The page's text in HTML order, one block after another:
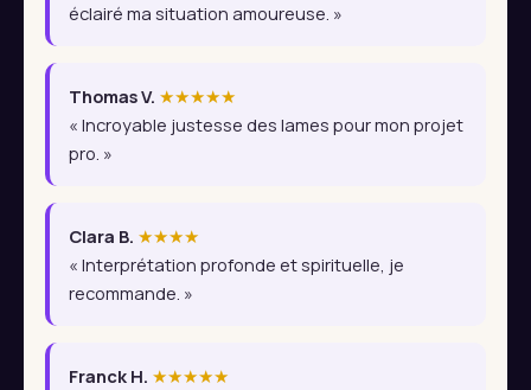
éclairé ma situation amoureuse. »
Thomas V. ★★★★★
« Incroyable justesse des lames pour mon projet
pro. »
Clara B. ★★★★
« Interprétation profonde et spirituelle, je
recommande. »
Franck H. ★★★★★